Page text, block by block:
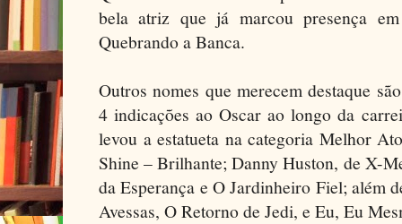
bela atriz que já marcou presença
Quebrando a Banca.
Outros nomes que merecem destaque
4 indicações ao Oscar ao longo da
levou a estatueta na categoria Melhor
Shine – Brilhante; Danny Huston, de X-
da Esperança e O Jardinheiro Fiel; além
Avessas, O Retorno de Jedi, e Eu, Eu